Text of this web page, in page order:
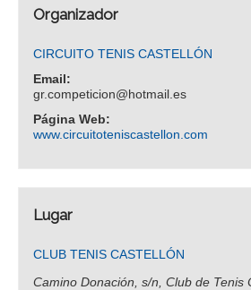
Organizador
CIRCUITO TENIS CASTELLÓN
Email:
gr.competicion@hotmail.es
Página Web:
www.circuitoteniscastellon.com
Lugar
CLUB TENIS CASTELLÓN
Camino Donación, s/n, Club de Tenis